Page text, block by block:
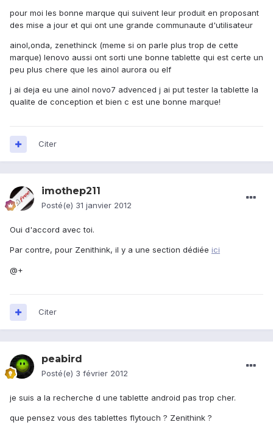
pour moi les bonne marque qui suivent leur produit en proposant
des mise a jour et qui ont une grande communaute d'utilisateur
ainol,onda, zenethinck (meme si on parle plus trop de cette
marque) lenovo aussi ont sorti une bonne tablette qui est certe un
peu plus chere que les ainol aurora ou elf
j ai deja eu une ainol novo7 advenced j ai put tester la tablette la
qualite de conception et bien c est une bonne marque!
Citer
imothep211
Posté(e) 31 janvier 2012
Oui d'accord avec toi.
Par contre, pour Zenithink, il y a une section dédiée ici
@+
Citer
peabird
Posté(e) 3 février 2012
je suis a la recherche d une tablette android pas trop cher.
que pensez vous des tablettes flytouch ? Zenithink ?